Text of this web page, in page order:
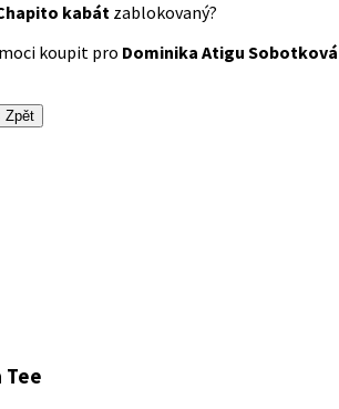
kabát zablokovaný?
koupit pro Dominika Atigu Sobotková
Zpět
Tee